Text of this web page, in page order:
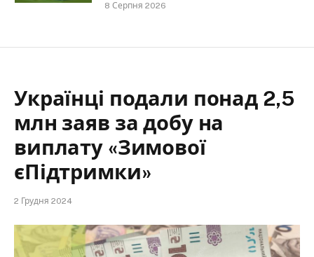
8 Серпня 2026
Українці подали понад 2,5
млн заяв за добу на
виплату «Зимової
єПідтримки»
2 Грудня 2024